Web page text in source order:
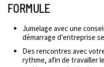
FORMULE
Jumelage avec une
démarrage d’entreprise
Des rencontres avec
rythme, afin de travailler